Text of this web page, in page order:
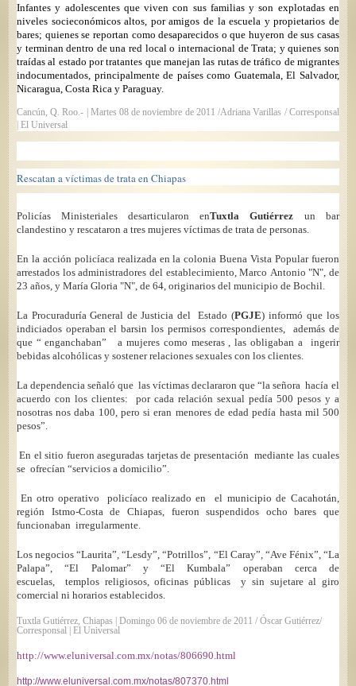
Infantes y adolescentes que viven con sus familias y son explotadas en
niveles socieconómicos altos, por amigos de la escuela y propietarios de
bares; quienes se reportan como desaparecidos o que huyeron de sus casas
y terminan dentro de una red local o internacional de Trata; y quienes son
traídas al estado por tratantes que manejan las rutas de tráfico de migrantes
indocumentados, principalmente de países como Guatemala, El Salvador,
Nicaragua, Costa Rica y Paraguay.
Cancún, Q. Roo.- | Martes 08 de noviembre de 2011 /Adriana Varillas / Corresponsal
| El Universal
Rescatan a víctimas de trata en Chiapas
Policías Ministeriales desarticularon enTuxtla Gutiérrez un bar
clandestino y rescataron a tres mujeres víctimas de trata de personas.
En la acción policíaca realizada en la colonia Buena Vista Popular fueron
arrestados los administradores del establecimiento, Marco Antonio "N", de
23 años, y María Gloria "N", de 64, originarios del municipio de Bochil.
La Procuraduría General de Justicia del Estado (PGJE) informó que los
indiciados operaban el barsin los permisos correspondientes,
además de
que “ enganchaban”
a mujeres como meseras , las obligaban a
ingerir
bebidas alcohólicas y sostener relaciones sexuales con los clientes.
La dependencia señaló que las víctimas declararon que “la señora hacía el
acuerdo con los clientes:
por cada relación sexual pedía 500 pesos y a
nosotras nos daba 100, pero si eran menores de edad pedía hasta mil 500
pesos”.
En el sitio fueron aseguradas tarjetas de presentación mediante las cuales
se ofrecían “servicios a domicilio”.
En otro operativo policíaco realizado en
el municipio de Cacahotán,
región Istmo-Costa de Chiapas, fueron suspendidos ocho bares que
funcionaban irregularmente.
Los negocios “Laurita”, “Lesdy”, “Potrillos”, “El Caray”, “Ave Fénix”, “La
Palapa”, “El Palomar” y “El Kumbala” operaban cerca de
escuelas,
templos religiosos, oficinas públicas
y sin sujetare al giro
comercial ni horarios establecidos.
Tuxtla Gutiérrez, Chiapas | Domingo 06 de noviembre de 2011 / Óscar Gutiérrez/
Corresponsal | El Universal
http://www.eluniversal.com.mx/notas/806690.html
http://www.eluniversal.com.mx/notas/807370.html